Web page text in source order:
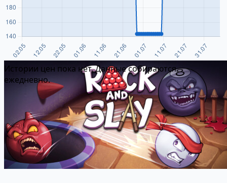
Истории цен пока нет. Данные собираются
ежедневно.